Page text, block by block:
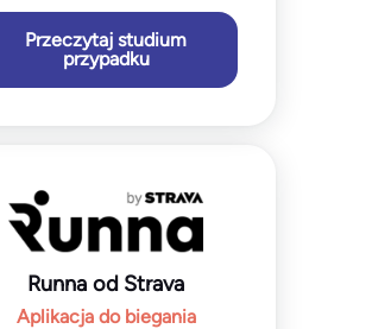
Przeczytaj studium
przypadku
Runna od Strava
Aplikacja do biegania